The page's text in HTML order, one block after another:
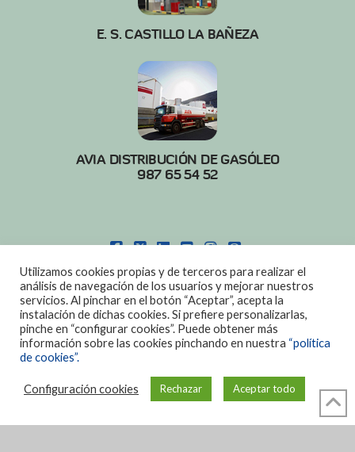
E. S. CASTILLO LA BAÑEZA
AVIA DISTRIBUCIÓN DE GASÓLEO
987 65 54 52
POLITICA DE COOKIES|AVISO LEGAL
DISEÑO: DIAN SISTEMAS
Utilizamos cookies propias y de terceros para realizar el
análisis de navegación de los usuarios y mejorar nuestros
servicios. Al pinchar en el botón “Aceptar”, acepta la
instalación de dichas cookies. Si prefiere personalizarlas,
pinche en “configurar cookies”. Puede obtener más
información sobre las cookies pinchando en nuestra “política
de cookies”.
Configuración cookies Rechazar Aceptar todo